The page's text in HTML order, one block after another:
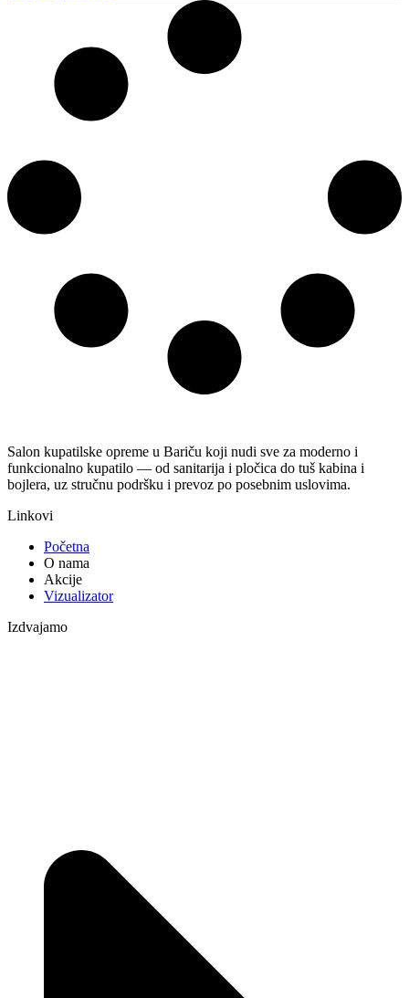
Salon kupatilske opreme u Bariču koji nudi sve za moderno i
funkcionalno kupatilo — od sanitarija i pločica do tuš kabina i
bojlera, uz stručnu podršku i prevoz po posebnim uslovima.
Linkovi
Početna
O nama
Akcije
Vizualizator
Izdvajamo